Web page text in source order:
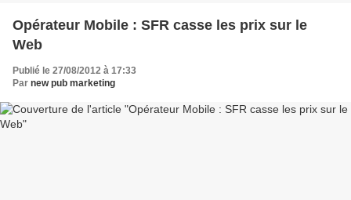
Opérateur Mobile : SFR casse les prix sur le
Web
Publié le 27/08/2012 à 17:33
Par new pub marketing